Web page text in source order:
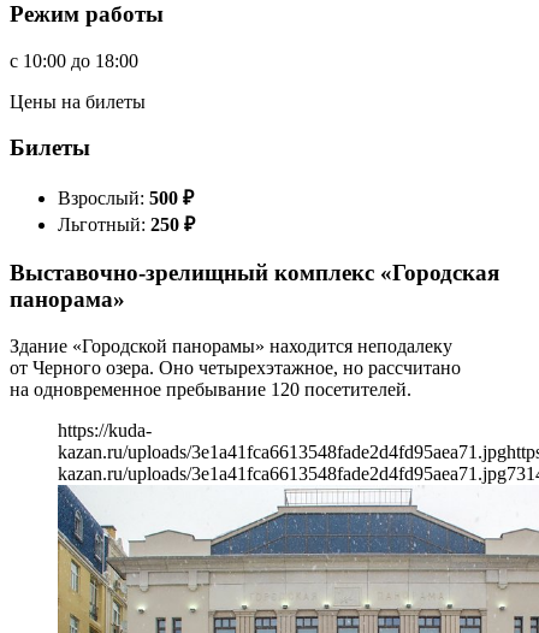
Режим работы
c 10:00 до 18:00
Цены на билеты
Билеты
Взрослый: 500 ₽
Льготный: 250 ₽
Выставочно-зрелищный комплекс «Городская
панорама»
Здание «Городской панорамы» находится неподалеку
от Черного озера. Оно четырехэтажное, но рассчитано
на одновременное пребывание 120 посетителей.
https://kuda-
kazan.ru/uploads/3e1a41fca6613548fade2d4fd95aea71.jpg
kazan.ru/uploads/3e1a41fca6613548fade2d4fd95aea71.jpg731